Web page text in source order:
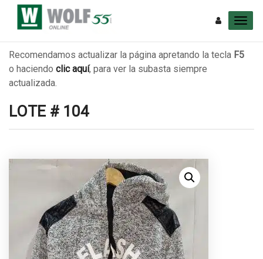
Recomendamos actualizar la página apretando la tecla F5
o haciendo clic aquí, para ver la subasta siempre
actualizada.
LOTE # 104